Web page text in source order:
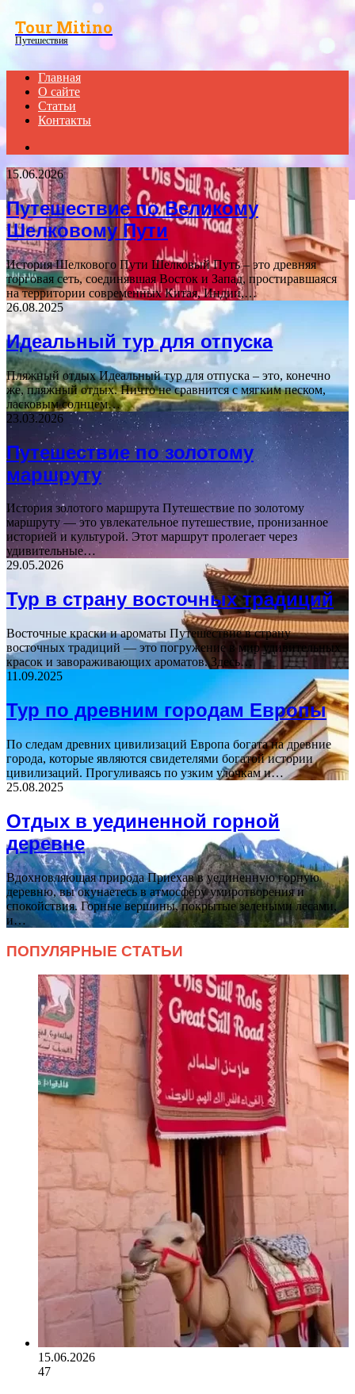
Tour Mitino
Путешествия
Главная
О сайте
Статьи
Контакты
15.06.2026
Путешествие по Великому
Шелковому Пути
История Шелкового Пути Шелковый Путь – это древняя
торговая сеть, соединявшая Восток и Запад, простиравшаяся
на территории современных Китая, Индии,…
26.08.2025
Идеальный тур для отпуска
Пляжный отдых Идеальный тур для отпуска – это, конечно
же, пляжный отдых. Ничто не сравнится с мягким песком,
ласковым солнцем…
23.03.2026
Путешествие по золотому
маршруту
История золотого маршрута Путешествие по золотому
маршруту — это увлекательное путешествие, пронизанное
историей и культурой. Этот маршрут пролегает через
удивительные…
29.05.2026
Тур в страну восточных традиций
Восточные краски и ароматы Путешествие в страну
восточных традиций — это погружение в мир удивительных
красок и завораживающих ароматов. Здесь…
11.09.2025
Тур по древним городам Европы
По следам древних цивилизаций Европа богата на древние
города, которые являются свидетелями богатой истории
цивилизаций. Прогуливаясь по узким улочкам и…
25.08.2025
Отдых в уединенной горной
деревне
Вдохновляющая природа Приехав в уединенную горную
деревню, вы окунаетесь в атмосферу умиротворения и
спокойствия. Горные вершины, покрытые зелеными лесами,
и…
ПОПУЛЯРНЫЕ СТАТЬИ
15.06.2026
47